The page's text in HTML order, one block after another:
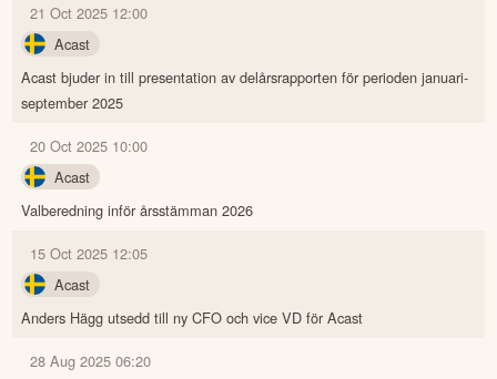
21 Oct 2025 12:00
Acast
Acast bjuder in till presentation av delårsrapporten för perioden januari-
september 2025
20 Oct 2025 10:00
Acast
Valberedning inför årsstämman 2026
15 Oct 2025 12:05
Acast
Anders Hägg utsedd till ny CFO och vice VD för Acast
28 Aug 2025 06:20